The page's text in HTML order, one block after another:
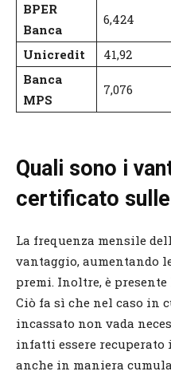
BPER
Banca
6,424
Unicredit 41,92
Banca
MPS
7,076
Quali sono i
certificato
La frequenza mensile
vantaggio, aumentando
premi. Inoltre, è
Ciò fa sì che nel caso in
incassato non vada
infatti essere recuperato
anche in maniera